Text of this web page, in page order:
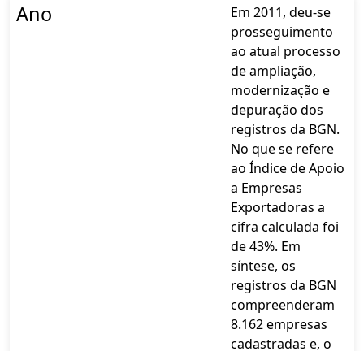
Ano
Em 2011, deu-se
prosseguimento
ao atual processo
de ampliação,
modernização e
depuração dos
registros da BGN.
No que se refere
ao Índice de Apoio
a Empresas
Exportadoras a
cifra calculada foi
de 43%. Em
síntese, os
registros da BGN
compreenderam
8.162 empresas
cadastradas e, o